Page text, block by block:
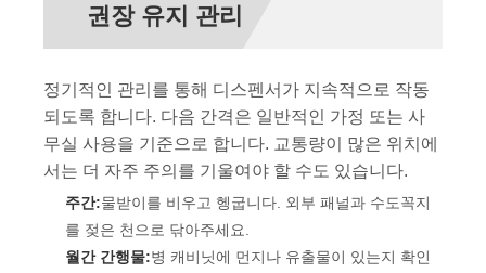
권장 유지 관리
정기적인 관리를 통해 디스펜서가 지속적으로 작동
되도록 합니다. 다음 간격은 일반적인 가정 또는 사
무실 사용을 기준으로 합니다. 교통량이 많은 위치에
서는 더 자주 주의를 기울여야 할 수도 있습니다.
주간:물받이를 비우고 헹굽니다. 외부 패널과 수도꼭지
를 젖은 천으로 닦아주세요.
월간 간행물:병 캐비닛에 먼지나 유출물이 있는지 확인